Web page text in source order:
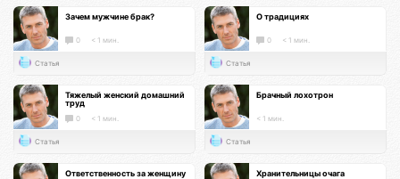
Зачем мужчине брак?
0 < 1 мин.
Статья
О традициях
0 < 1 мин.
Статья
Тяжелый женский домашний
труд
0 < 1 мин.
Статья
Брачный лохотрон
< 1 мин.
Статья
Ответственность за женщину Хранительницы очага